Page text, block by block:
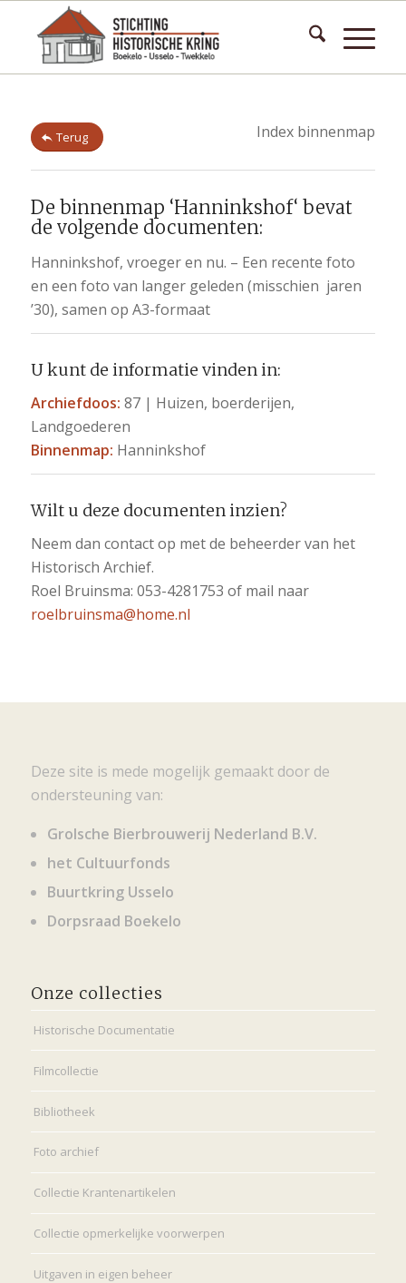
Terug Index binnenmap
De binnenmap ‘Hanninkshof‘ bevat
de volgende documenten:
Hanninkshof, vroeger en nu. – Een recente foto
en een foto van langer geleden (misschien jaren
’30), samen op A3-formaat
U kunt de informatie vinden in:
Archiefdoos: 87 | Huizen, boerderijen,
Landgoederen
Binnenmap: Hanninkshof
Wilt u deze documenten inzien?
Neem dan contact op met de beheerder van het
Historisch Archief.
Roel Bruinsma: 053-4281753 of mail naar
roelbruinsma@home.nl
Deze site is mede mogelijk gemaakt door de
ondersteuning van:
Grolsche Bierbrouwerij Nederland B.V.
het Cultuurfonds
Buurtkring Usselo
Dorpsraad Boekelo
Onze collecties
Historische Documentatie
Filmcollectie
Bibliotheek
Foto archief
Collectie Krantenartikelen
Collectie opmerkelijke voorwerpen
Uitgaven in eigen beheer